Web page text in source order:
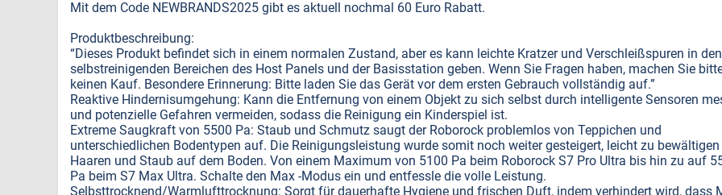
Mit dem Code NEWBRANDS2025 gibt es aktuell nochmal 60 Euro Rabatt.
Produktbeschreibung:
“Dieses Produkt befindet sich in einem normalen Zustand, aber es kann leichte Kratzer und Verschleißspuren in den
selbstreinigenden Bereichen des Host Panels und der Basisstation geben. Wenn Sie Fragen haben, machen Sie
keinen Kauf. Besondere Erinnerung: Bitte laden Sie das Gerät vor dem ersten Gebrauch vollständig auf.”
Reaktive Hindernisumgehung: Kann die Entfernung von einem Objekt zu sich selbst durch intelligente Sensoren
und potenzielle Gefahren vermeiden, sodass die Reinigung ein Kinderspiel ist.
Extreme Saugkraft von 5500 Pa: Staub und Schmutz saugt der Roborock problemlos von Teppichen und
unterschiedlichen Bodentypen auf. Die Reinigungsleistung wurde somit noch weiter gesteigert, leicht zu
Haaren und Staub auf dem Boden. Von einem Maximum von 5100 Pa beim Roborock S7 Pro Ultra bis hin zu auf
Pa beim S7 Max Ultra. Schalte den Max -Modus ein und entfessle die volle Leistung.
Selbsttrocknend/Warmlufttrocknung: Sorgt für dauerhafte Hygiene und frischen Duft, indem verhindert wird, dass